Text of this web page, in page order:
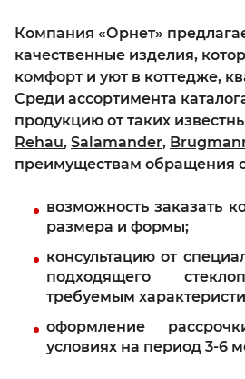
Компания «Орнет»
качественные изделия,
комфорт и уют в коттедже,
Среди ассортимента
продукцию от таких
Rehau, Salamander,
преимуществам обращения
возможность заказать
размера и формы;
консультацию от
подходящего
требуемым
оформление
условиях на период 3-6